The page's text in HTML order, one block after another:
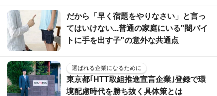
だから「早く宿題をやりなさい」と言っ
てはいけない...普通の家庭にいる"闇バイ
トに手を出す子"の意外な共通点
選ばれる企業になるために
東京都｢HTT取組推進宣言企業｣登録で環
境配慮時代を勝ち抜く具体策とは